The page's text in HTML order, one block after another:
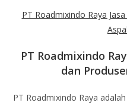
PT Roadmixindo Raya
PT Roadmixindo
dan
PT Roadmixindo Raya